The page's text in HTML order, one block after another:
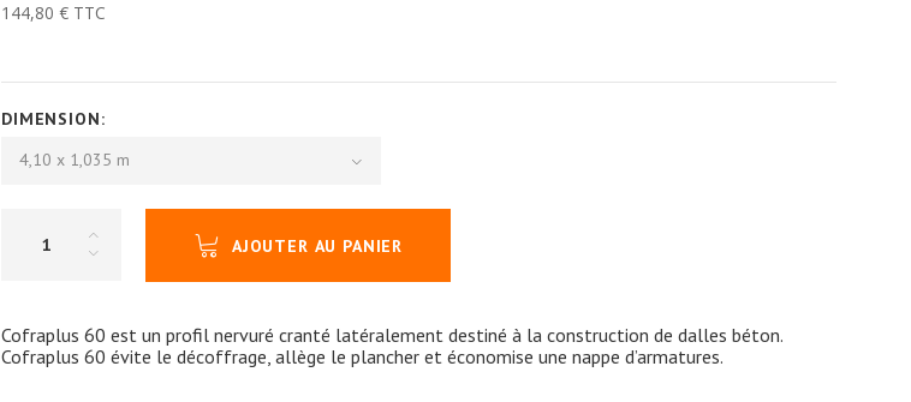
144,80 € TTC
DIMENSION:
4,10 x 1,035 m
AJOUTER AU PANIER
Cofraplus 60 est un profil nervuré cranté latéralement destiné à la construction de dalles béton.
Cofraplus 60 évite le décoffrage, allège le plancher et économise une nappe d’armatures.